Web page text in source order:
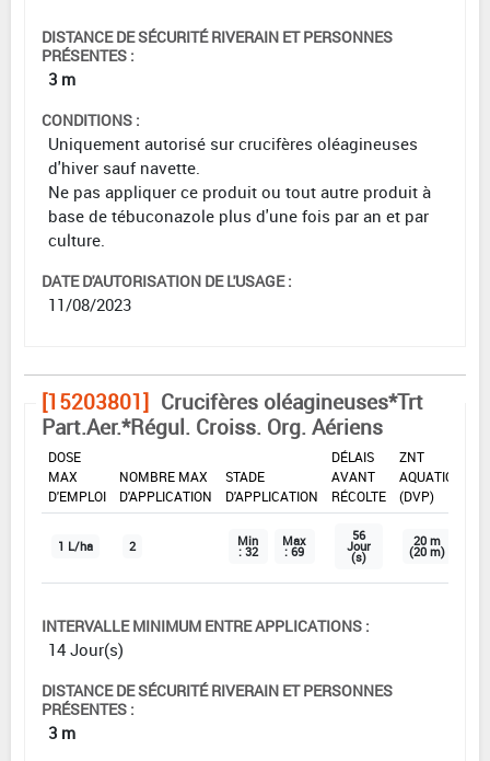
DISTANCE DE SÉCURITÉ RIVERAIN ET PERSONNES
PRÉSENTES :
3 m
CONDITIONS :
Uniquement autorisé sur crucifères oléagineuses
d'hiver sauf navette.
Ne pas appliquer ce produit ou tout autre produit à
base de tébuconazole plus d'une fois par an et par
culture.
DATE D'AUTORISATION DE L'USAGE :
11/08/2023
[15203801] Crucifères oléagineuses*Trt
Part.Aer.*Régul. Croiss. Org. Aériens
DOSE
MAX
D'EMPLOI
NOMBRE MAX
D'APPLICATION
STADE
D'APPLICATION
DÉLAIS
AVANT
RÉCOLTE
ZNT
AQUATIQUE
(DVP)
1 L/ha 2 Min
: 32
Max
: 69
56
Jour
(s)
20 m
(20 m)
INTERVALLE MINIMUM ENTRE APPLICATIONS :
14 Jour(s)
DISTANCE DE SÉCURITÉ RIVERAIN ET PERSONNES
PRÉSENTES :
3 m